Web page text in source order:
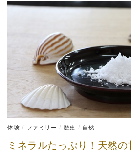
体験 ファミリー 歴史 自然
ミネラルたっぷり！天然の